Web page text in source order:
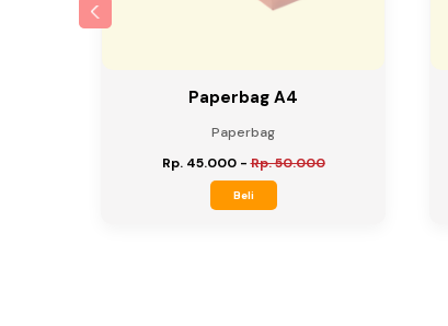
Paperbag A4
Paperbag
Rp. 45.000-Rp. 50.000
Beli